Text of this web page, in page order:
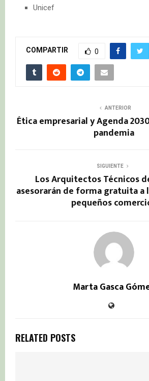
Unicef
COMPARTIR 0
ANTERIOR
Ética empresarial y Agenda
pandemia
SIGUIENTE
Los Arquitectos Técnicos
asesorarán de forma gratuita a
pequeños
Marta Gasca
RELATED POSTS